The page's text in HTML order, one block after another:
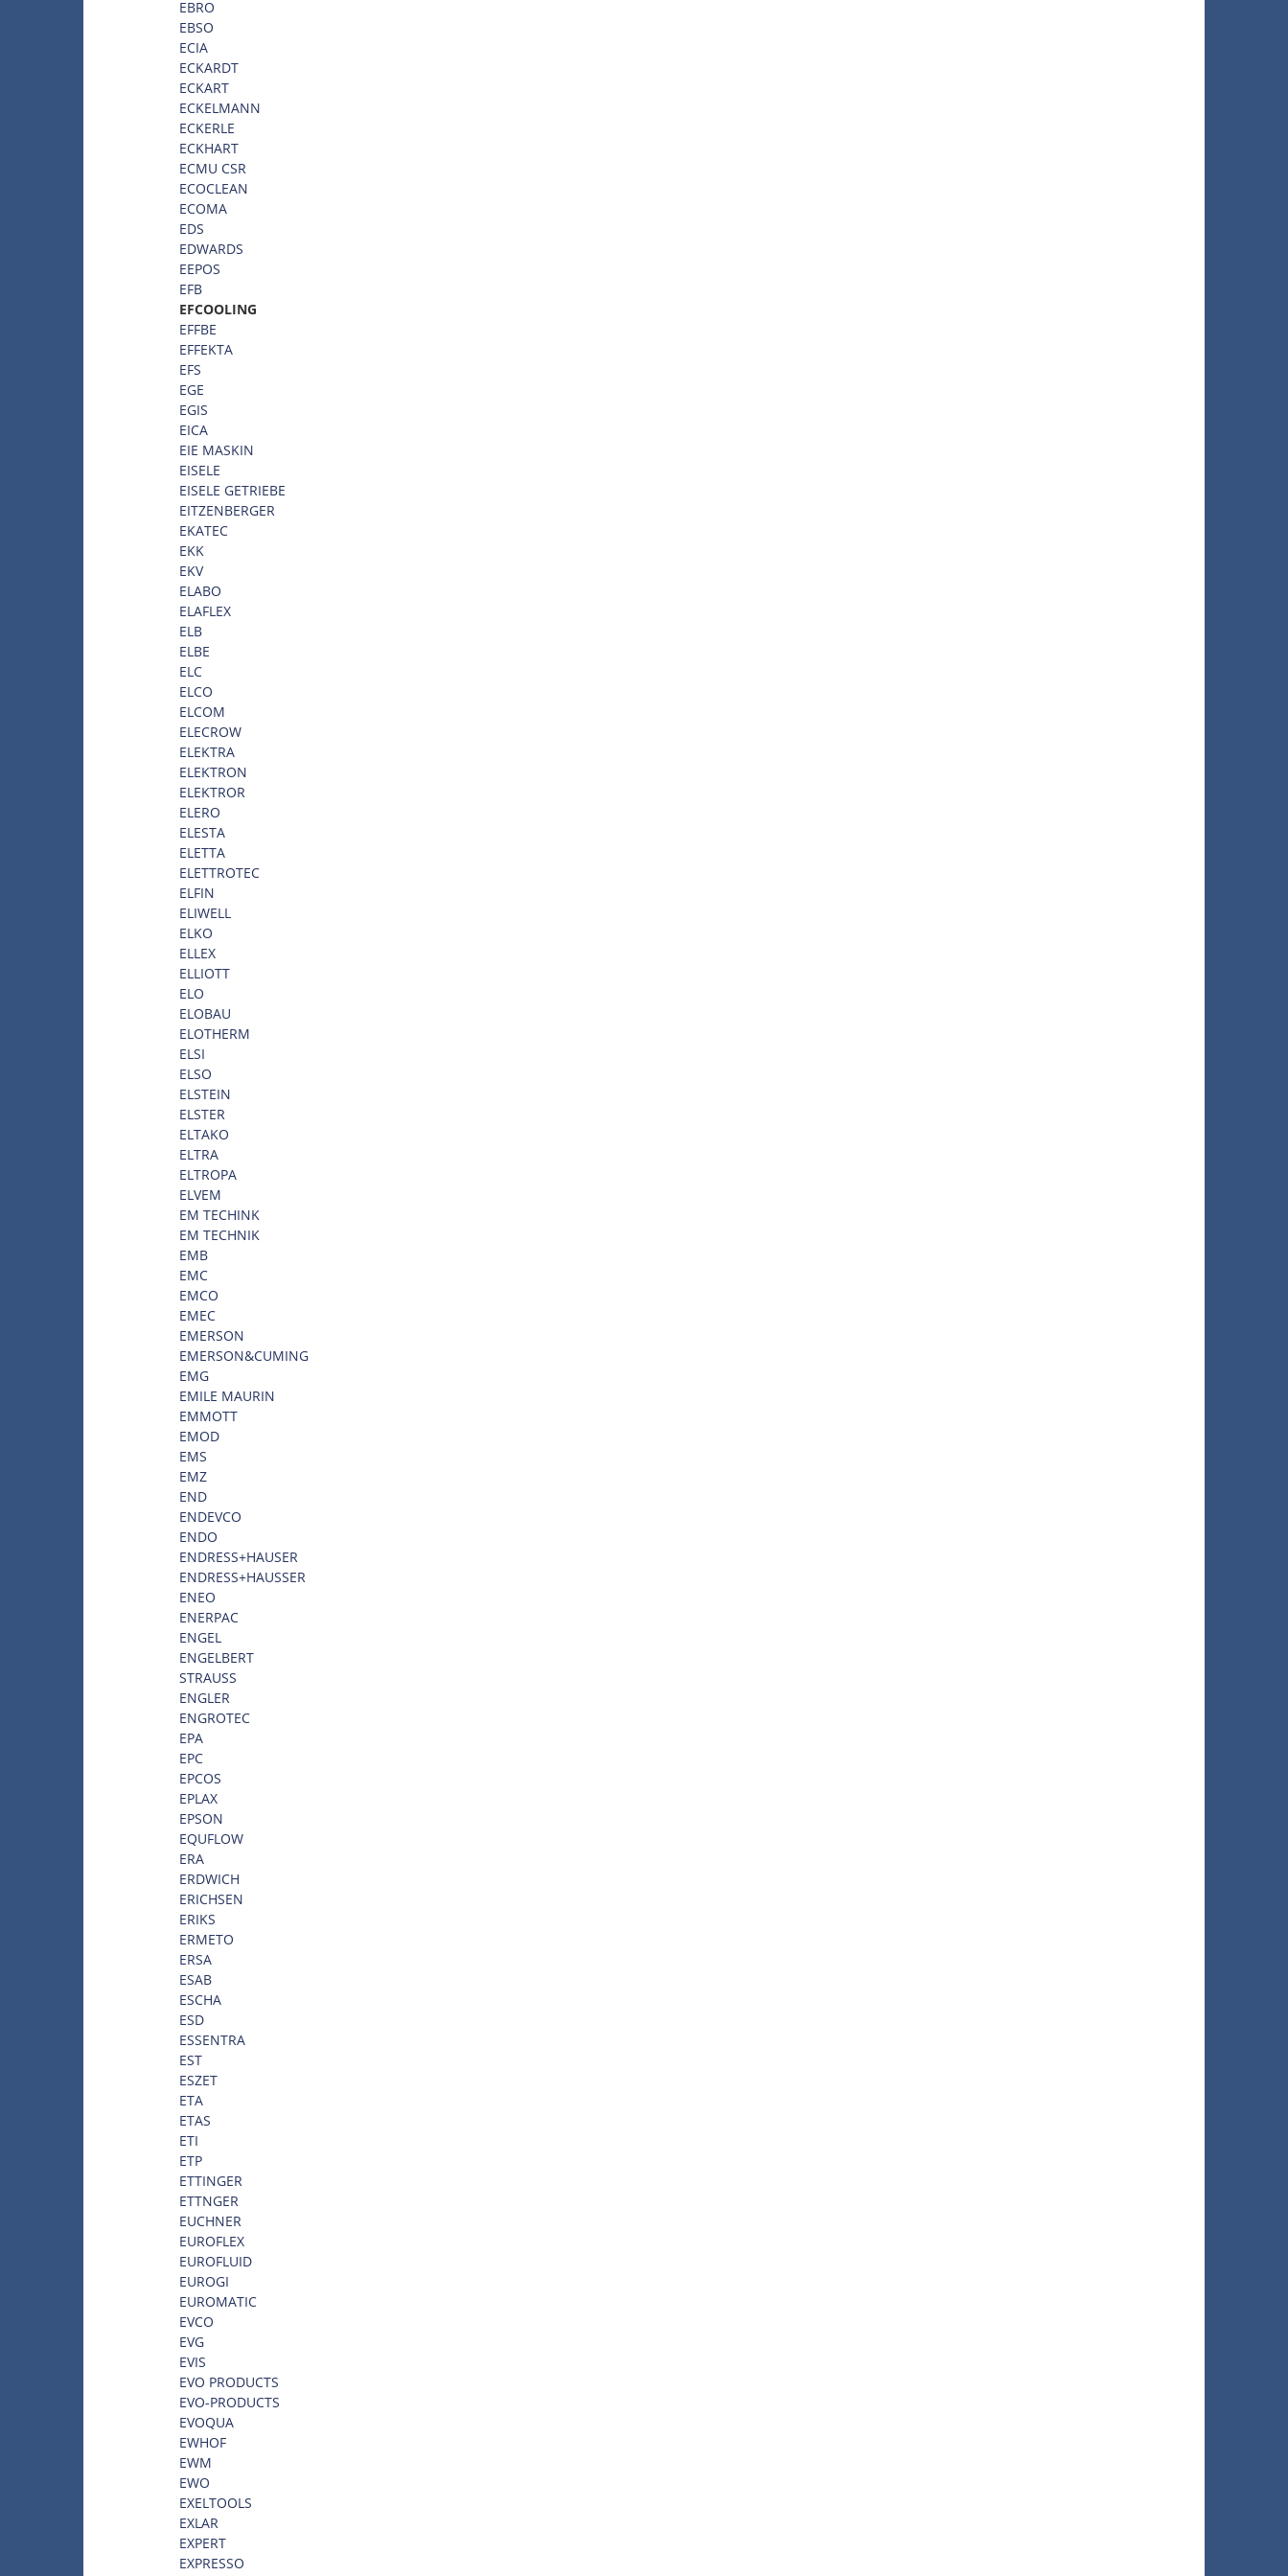
EBRO
EBSO
ECIA
ECKARDT
ECKART
ECKELMANN
ECKERLE
ECKHART
ECMU CSR
ECOCLEAN
ECOMA
EDS
EDWARDS
EEPOS
EFB
EFCOOLING
EFFBE
EFFEKTA
EFS
EGE
EGIS
EICA
EIE MASKIN
EISELE
EISELE GETRIEBE
EITZENBERGER
EKATEC
EKK
EKV
ELABO
ELAFLEX
ELB
ELBE
ELC
ELCO
ELCOM
ELECROW
ELEKTRA
ELEKTRON
ELEKTROR
ELERO
ELESTA
ELETTA
ELETTROTEC
ELFIN
ELIWELL
ELKO
ELLEX
ELLIOTT
ELO
ELOBAU
ELOTHERM
ELSI
ELSO
ELSTEIN
ELSTER
ELTAKO
ELTRA
ELTROPA
ELVEM
EM TECHINK
EM TECHNIK
EMB
EMC
EMCO
EMEC
EMERSON
EMERSON&CUMING
EMG
EMILE MAURIN
EMMOTT
EMOD
EMS
EMZ
END
ENDEVCO
ENDO
ENDRESS+HAUSER
ENDRESS+HAUSSER
ENEO
ENERPAC
ENGEL
ENGELBERT
STRAUSS
ENGLER
ENGROTEC
EPA
EPC
EPCOS
EPLAX
EPSON
EQUFLOW
ERA
ERDWICH
ERICHSEN
ERIKS
ERMETO
ERSA
ESAB
ESCHA
ESD
ESSENTRA
EST
ESZET
ETA
ETAS
ETI
ETP
ETTINGER
ETTNGER
EUCHNER
EUROFLEX
EUROFLUID
EUROGI
EUROMATIC
EVCO
EVG
EVIS
EVO PRODUCTS
EVO-PRODUCTS
EVOQUA
EWHOF
EWM
EWO
EXELTOOLS
EXLAR
EXPERT
EXPRESSO